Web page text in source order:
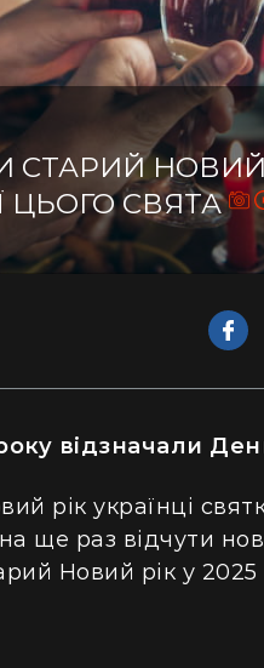
СТАРИЙ НОВИЙ
ЦЬОГО СВЯТА
відзначали
рік українці
ще раз відчути
Новий рік у 2025